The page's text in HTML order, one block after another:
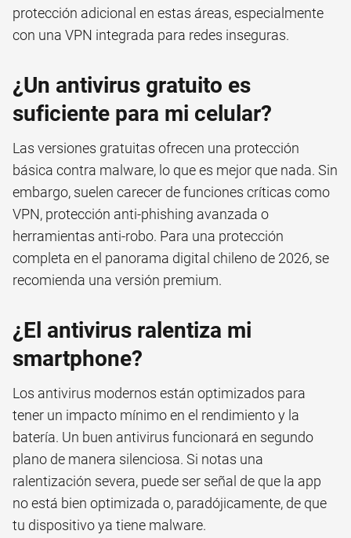
protección adicional en estas áreas, especialmente
con una VPN integrada para redes inseguras.
¿Un antivirus gratuito es
suficiente para mi celular?
Las versiones gratuitas ofrecen una protección
básica contra malware, lo que es mejor que nada. Sin
embargo, suelen carecer de funciones críticas como
VPN, protección anti-phishing avanzada o
herramientas anti-robo. Para una protección
completa en el panorama digital chileno de 2026, se
recomienda una versión premium.
¿El antivirus ralentiza mi
smartphone?
Los antivirus modernos están optimizados para
tener un impacto mínimo en el rendimiento y la
batería. Un buen antivirus funcionará en segundo
plano de manera silenciosa. Si notas una
ralentización severa, puede ser señal de que la app
no está bien optimizada o, paradójicamente, de que
tu dispositivo ya tiene malware.